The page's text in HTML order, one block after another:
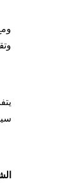
وتقليل